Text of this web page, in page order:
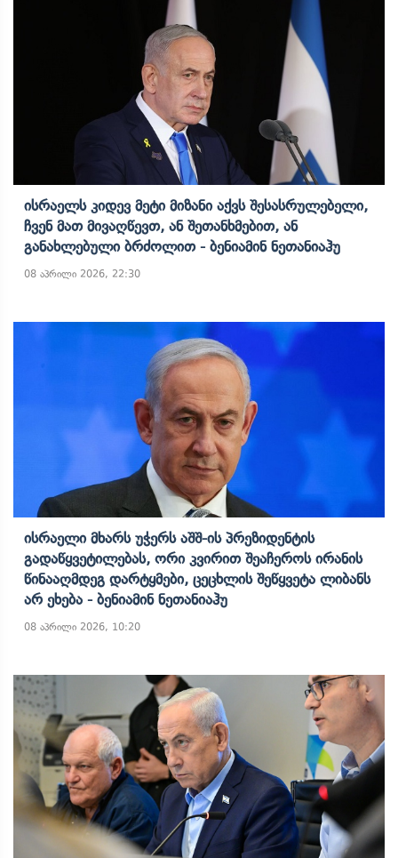
Ისრაელს Კიდევ Მეტი Მიზანი Აქვს Შესასრულებელი,
Ჩვენ Მათ Მივაღწევთ, Ან Შეთანხმებით, Ან
Განახლებული Ბრძოლით - Ბენიამინ Ნეთანიაჰუ
08 აპრილი 2026, 22:30
Ისრაელი Მხარს Უჭერს Აშშ-Ის Პრეზიდენტის
Გადაწყვეტილებას, Ორი Კვირით Შეაჩეროს Ირანის
Წინააღმდეგ Დარტყმები, Ცეცხლის Შეწყვეტა Ლიბანს
Არ Ეხება - Ბენიამინ Ნეთანიაჰუ
08 აპრილი 2026, 10:20